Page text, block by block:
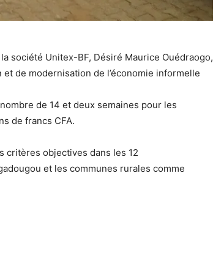
société Unitex-BF, Désiré Maurice Ouédraogo,
de modernisation de l’économie informelle
de 14 et deux semaines pour les
de francs CFA.
critères objectives dans les 12
et les communes rurales comme